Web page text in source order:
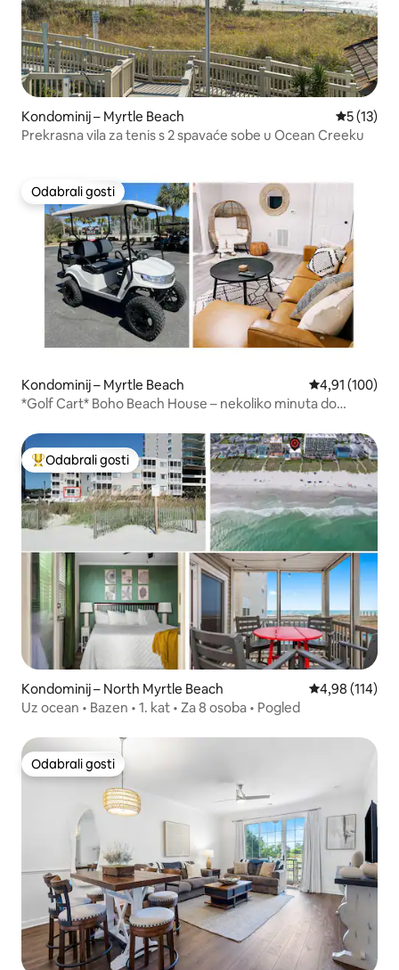
Kondominij – Myrtle Beach Prosječna
5 (13)
Prekrasna vila za tenis s 2 spavaće sobe u Ocean Creeku
Odabrali gosti
Odabrali gosti
Kondominij – Myrtle Beach Prosječna
4,91 (100)
*Golf Cart* Boho Beach House – nekoliko minuta do
Među najviše rangiranima s oznakom „Odabrali gosti”
Odabrali gosti
Kondominij – North Myrtle Beach Prosječna
4,98 (114)
Uz ocean • Bazen • 1. kat • Za 8 osoba • Pogled
Odabrali gosti
Odabrali gosti